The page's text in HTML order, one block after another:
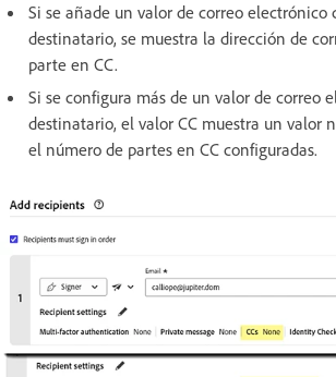
Si se añade un valor de correo electrónico
destinatario, se muestra la dirección de
parte en CC.
Si se configura más de un valor de correo
destinatario, el valor CC muestra un valor
el número de partes en CC configuradas.